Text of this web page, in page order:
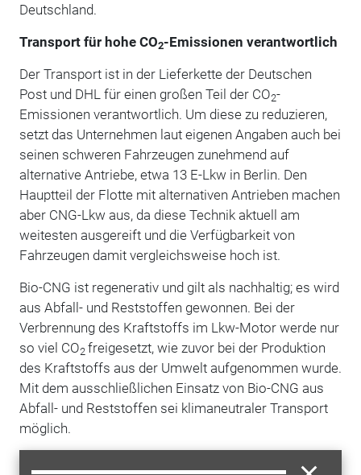
Deutschland.
Transport für hohe CO2-Emissionen verantwortlich
Der Transport ist in der Lieferkette der Deutschen
Post und DHL für einen großen Teil der CO2-
Emissionen verantwortlich. Um diese zu reduzieren,
setzt das Unternehmen laut eigenen Angaben auch bei
seinen schweren Fahrzeugen zunehmend auf
alternative Antriebe, etwa 13 E-Lkw in Berlin. Den
Hauptteil der Flotte mit alternativen Antrieben machen
aber CNG-Lkw aus, da diese Technik aktuell am
weitesten ausgereift und die Verfügbarkeit von
Fahrzeugen damit vergleichsweise hoch ist.
Bio-CNG ist regenerativ und gilt als nachhaltig; es wird
aus Abfall- und Reststoffen gewonnen. Bei der
Verbrennung des Kraftstoffs im Lkw-Motor werde nur
so viel CO2 freigesetzt, wie zuvor bei der Produktion
des Kraftstoffs aus der Umwelt aufgenommen wurde.
Mit dem ausschließlichen Einsatz von Bio-CNG aus
Abfall- und Reststoffen sei klimaneutraler Transport
möglich.